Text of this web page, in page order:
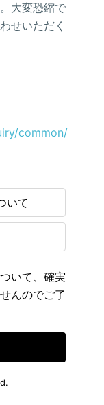
大変恐縮で
せいただく
common/
いて
いて、確実
んのでご了